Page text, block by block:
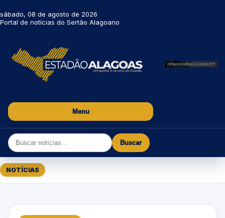
sábado, 08 de agosto de 2026
Portal de notícias do Sertão Alagoano
Menu
Buscar
NOTÍCIAS